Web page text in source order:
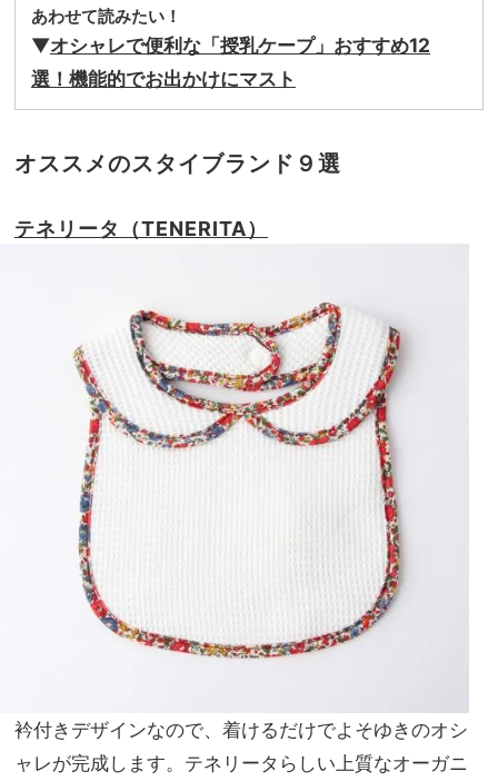
あわせて読みたい！
▼オシャレで便利な「授乳ケープ」おすすめ12
選！機能的でお出かけにマスト
オススメのスタイブランド９選
テネリータ（TENERITA）
衿付きデザインなので、着けるだけでよそゆきのオシ
ャレが完成します。テネリータらしい上質なオーガニ